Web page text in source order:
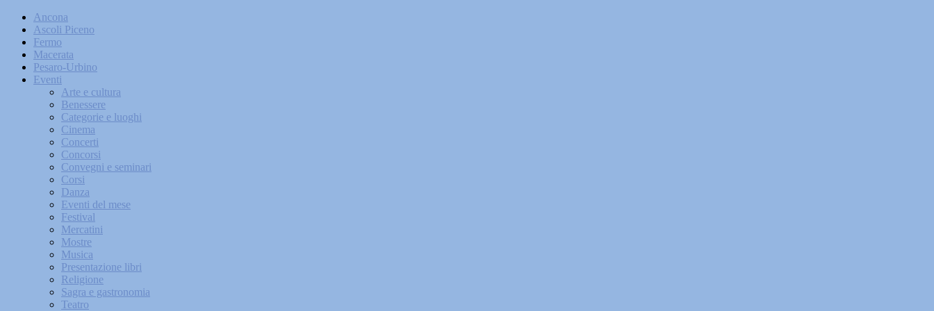
Ancona
Ascoli Piceno
Fermo
Macerata
Pesaro-Urbino
Eventi
Arte e cultura
Benessere
Categorie e luoghi
Cinema
Concerti
Concorsi
Convegni e seminari
Corsi
Danza
Eventi del mese
Festival
Mercatini
Mostre
Musica
Presentazione libri
Religione
Sagra e gastronomia
Teatro